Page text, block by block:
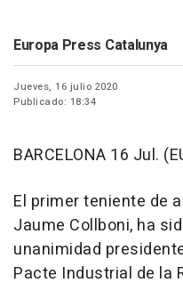
Europa Press Catalunya
Jueves, 16 julio 2020
Publicado: 18:34
BARCELONA 16 Jul.
El primer teniente de
Jaume Collboni, ha
unanimidad
Pacte Industrial de la